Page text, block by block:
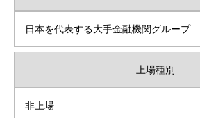
日本を代表する大手金融機関グループ
上場種別
非上場